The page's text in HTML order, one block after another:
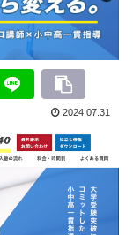
2024.07.31